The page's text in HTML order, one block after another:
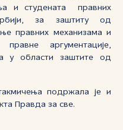
и студената правних
за заштиту од
правних механизама и
аргументације,
у области заштите од
подржала је и
Правда за све.